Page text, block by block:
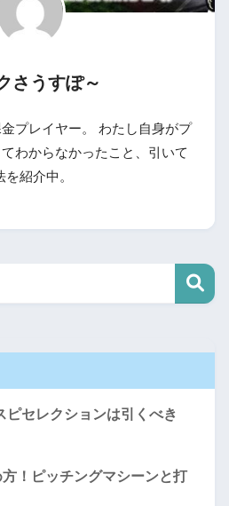
さうすぽ～
プレイヤー。 わたし自身がプ
わからなかったこと、引いて
紹介中。
セレクションは引くべき
！ピッチングマシーンと打